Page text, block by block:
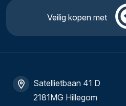
Veilig kopen met
Satellietbaan 41 D
2181MG Hillegom